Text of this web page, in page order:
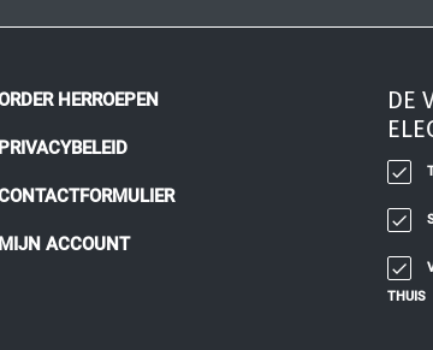
HERROEPEN
PRIVACYBELEID
MIJN ACCOUNT
DE
THUIS